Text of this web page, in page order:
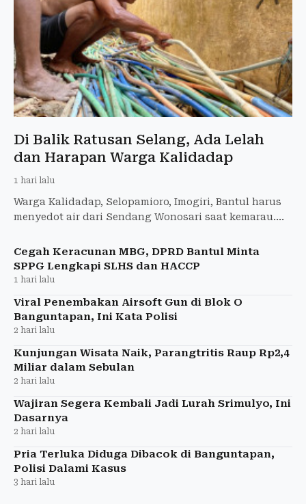
Di Balik Ratusan Selang, Ada Lelah
dan Harapan Warga Kalidadap
1 hari lalu
Warga Kalidadap, Selopamioro, Imogiri, Bantul harus
menyedot air dari Sendang Wonosari saat kemarau.
menjangkau.
Cegah Keracunan MBG, DPRD Bantul Minta
SPPG Lengkapi SLHS dan HACCP
1 hari lalu
Viral Penembakan Airsoft Gun di Blok O
Banguntapan, Ini Kata Polisi
2 hari lalu
Kunjungan Wisata Naik, Parangtritis Raup Rp2,4
Miliar dalam Sebulan
2 hari lalu
Wajiran Segera Kembali Jadi Lurah Srimulyo, Ini
Dasarnya
2 hari lalu
Pria Terluka Diduga Dibacok di Banguntapan,
Polisi Dalami Kasus
3 hari lalu